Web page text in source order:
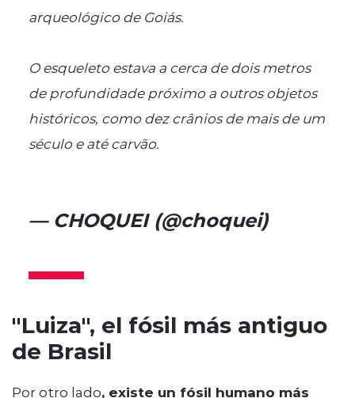
arqueológico de Goiás.
O esqueleto estava a cerca de dois metros
de profundidade próximo a outros objetos
históricos, como dez crânios de mais de um
século e até carvão.
— CHOQUEI (@choquei)
"Luiza", el fósil más antiguo
de Brasil
Por otro lado, existe un fósil humano más